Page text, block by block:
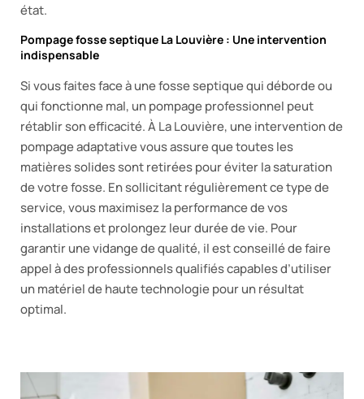
état.
Pompage fosse septique La Louvière : Une intervention
indispensable
Si vous faites face à une fosse septique qui déborde ou
qui fonctionne mal, un pompage professionnel peut
rétablir son efficacité. À La Louvière, une intervention de
pompage adaptative vous assure que toutes les
matières solides sont retirées pour éviter la saturation
de votre fosse. En sollicitant régulièrement ce type de
service, vous maximisez la performance de vos
installations et prolongez leur durée de vie. Pour
garantir une vidange de qualité, il est conseillé de faire
appel à des professionnels qualifiés capables d’utiliser
un matériel de haute technologie pour un résultat
optimal.